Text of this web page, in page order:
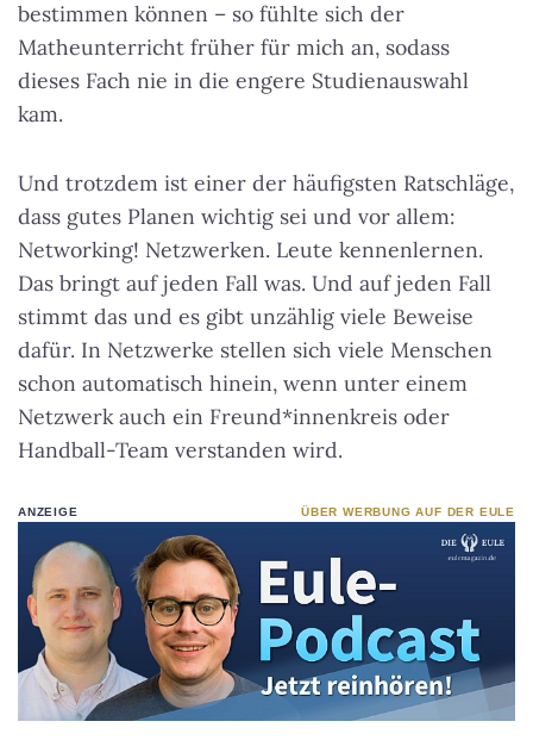
bestimmen können – so fühlte sich der
Matheunterricht früher für mich an, sodass
dieses Fach nie in die engere Studienauswahl
kam.
Und trotzdem ist einer der häufigsten Ratschläge,
dass gutes Planen wichtig sei und vor allem:
Networking! Netzwerken. Leute kennenlernen.
Das bringt auf jeden Fall was. Und auf jeden Fall
stimmt das und es gibt unzählig viele Beweise
dafür. In Netzwerke stellen sich viele Menschen
schon automatisch hinein, wenn unter einem
Netzwerk auch ein Freund*innenkreis oder
Handball-Team verstanden wird.
ANZEIGE ÜBER WERBUNG AUF DER EULE